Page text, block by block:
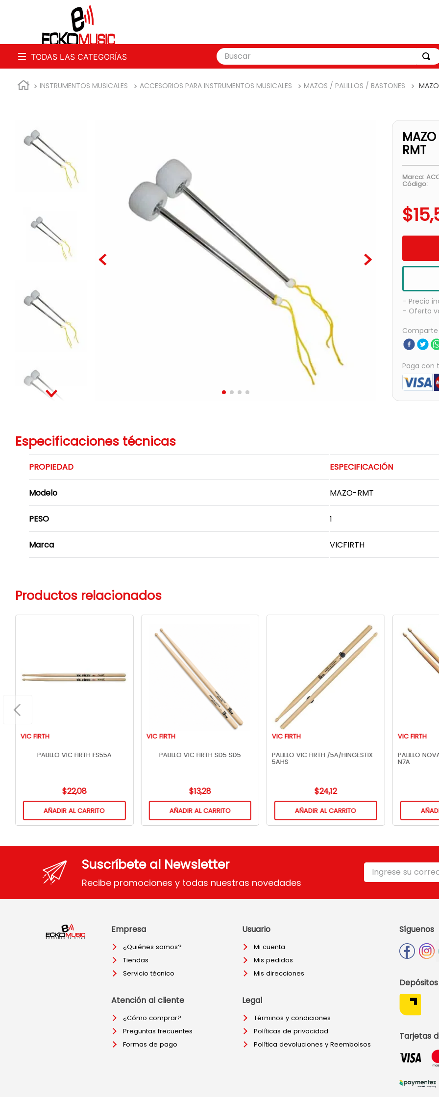
Buscar
INSTRUMENTOS MUSICALES ACCESORIOS PARA INSTRUMENTOS MUSICALES MAZOS / PALILLOS / BASTONES
RMT
Código:
$15,
– Precio
– Oferta
Comparte
Paga con
Especificaciones técnicas
PROPIEDAD ESPECIFICACIÓN
Modelo MAZO-RMT
PESO 1
Marca VICFIRTH
Productos relacionados
VIC FIRTH
PALILLO VIC FIRTH FS55A
$22,08
AÑADIR AL CARRITO
VIC FIRTH
PALILLO VIC FIRTH SD5 SD5
$13,28
AÑADIR AL CARRITO
VIC FIRTH
PALILLO VIC FIRTH /5A/HINGESTIX
5AHS
$24,12
AÑADIR AL CARRITO
VIC FIRTH
PALILLO
N7A
Suscríbete al Newsletter
Recibe promociones y todas nuestras novedades
Empresa
¿Quiénes somos?
Tiendas
Servicio técnico
Atención al cliente
¿Cómo comprar?
Preguntas frecuentes
Formas de pago
Usuario
Mi cuenta
Mis pedidos
Mis direcciones
Legal
Términos y condiciones
Políticas de privacidad
Política devoluciones y Reembolsos
Síguenos
Tarjetas